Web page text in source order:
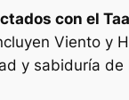
con el
Viento y
y sabiduría